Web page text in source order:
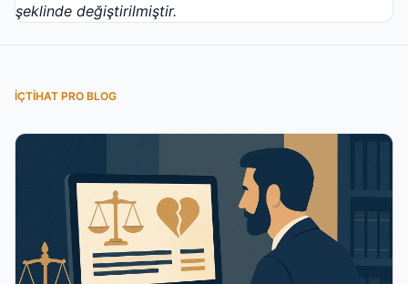
şeklinde değiştirilmiştir.
İÇTIHAT PRO BLOG